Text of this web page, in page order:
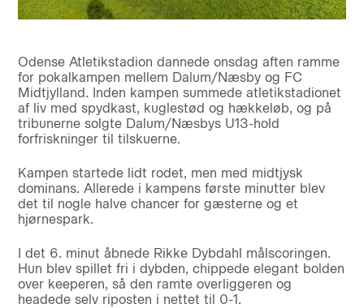
Odense Atletikstadion dannede onsdag aften ramme
for pokalkampen mellem Dalum/Næsby og FC
Midtjylland. Inden kampen summede atletikstadionet
af liv med spydkast, kuglestød og hækkeløb, og på
tribunerne solgte Dalum/Næsbys U13-hold
forfriskninger til tilskuerne.
Kampen startede lidt rodet, men med midtjysk
dominans. Allerede i kampens første minutter blev
det til nogle halve chancer for gæsterne og et
hjørnespark.
I det 6. minut åbnede Rikke Dybdahl målscoringen.
Hun blev spillet fri i dybden, chippede elegant bolden
over keeperen, så den ramte overliggeren og
headede selv riposten i nettet til 0-1.